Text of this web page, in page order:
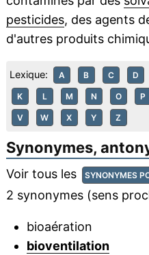
pesticides, des agents
d'autres produits
Lexique: A B C D
K L M N O P
V W X Y Z
Synonymes,
Voir tous les SYNONYMES
2 synonymes (sens
bioaération
bioventilation